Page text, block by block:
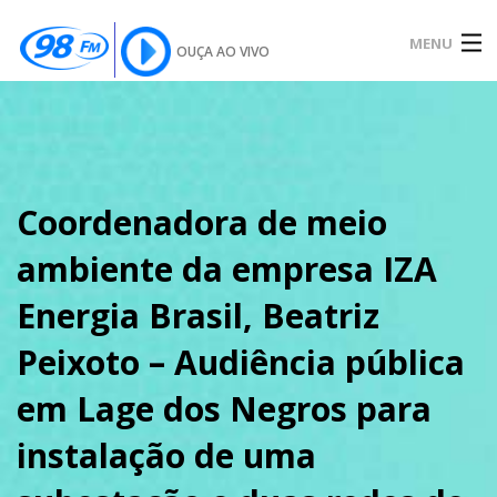
OUÇA AO VIVO MENU
SOBRE
PODCAST
GALERIA
Coordenadora de meio
ambiente da empresa IZA
Energia Brasil, Beatriz
Peixoto – Audiência pública
em Lage dos Negros para
instalação de uma